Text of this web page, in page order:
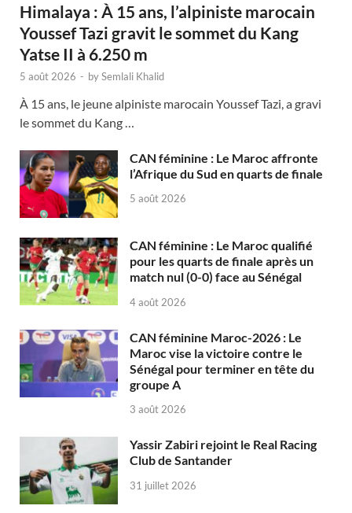
Himalaya : À 15 ans, l’alpiniste marocain
Youssef Tazi gravit le sommet du Kang
Yatse II à 6.250 m
5 août 2026 - bySemlali Khalid
À 15 ans, le jeune alpiniste marocain Youssef Tazi, a gravi
le sommet du Kang …
CAN féminine : Le Maroc affronte
l’Afrique du Sud en quarts de finale
5 août 2026
CAN féminine : Le Maroc qualifié
pour les quarts de finale après un
match nul (0-0) face au Sénégal
4 août 2026
CAN féminine Maroc-2026 : Le
Maroc vise la victoire contre le
Sénégal pour terminer en tête du
groupe A
3 août 2026
Yassir Zabiri rejoint le Real Racing
Club de Santander
31 juillet 2026